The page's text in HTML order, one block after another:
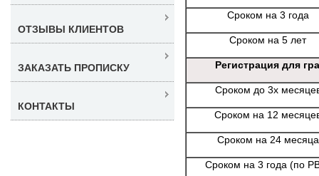
Сроком на 3 года
Сроком на 5 лет
Регистрация для
Сроком до 3х
Сроком на 12
Сроком на 24 месяца
Сроком на 3 года (по
ОТЗЫВЫ КЛИЕНТОВ
ЗАКАЗАТЬ ПРОПИСКУ
КОНТАКТЫ